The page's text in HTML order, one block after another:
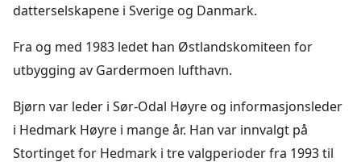
datterselskapene i Sverige og Danmark.
Fra og med 1983 ledet han Østlandskomiteen for
utbygging av Gardermoen lufthavn.
Bjørn var leder i Sør-Odal Høyre og informasjonsleder
i Hedmark Høyre i mange år. Han var innvalgt på
Stortinget for Hedmark i tre valgperioder fra 1993 til